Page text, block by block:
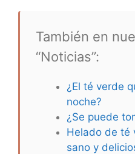
También en
“Noticias”:
¿El té verde
noche?
¿Se puede
Helado de té
sano y